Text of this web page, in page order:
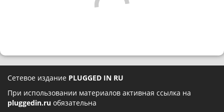
Сетевое издание PLUGGED IN RU
При использовании материалов активная ссылка на
pluggedin.ru обязательна